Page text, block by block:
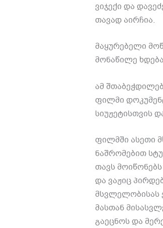
ვიჯექი და
თავად აირჩია.
მაყურებელი
მონაწილე
ამ
ფილმი
სიუჟეტისთვის
ფილმში ასეთი
ნაშრომებით
თავს
და ვაჟიც
მსვლელობისას
მასთან
გაეცნოს და